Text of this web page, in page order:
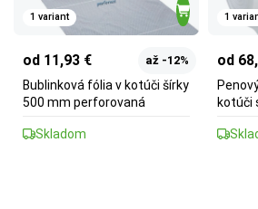
1 variant
od 11,93 € až -12%
Bublinková fólia v kotúči šírky
500 mm perforovaná
Skladom
1
od
kotúči